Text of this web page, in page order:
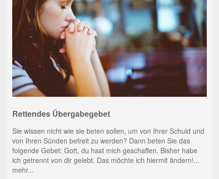
Rettendes Übergabegebet
Sie wissen nicht wie sie beten sollen, um von Ihrer Schuld und
von Ihren Sünden befreit zu werden? Dann beten Sie das
folgende Gebet: Gott, du hast mich geschaffen. Bisher habe
ich getrennt von dir gelebt. Das möchte ich hiermit ändern!...
mehr...